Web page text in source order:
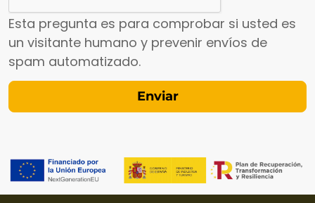
Esta pregunta es para comprobar si usted es
un visitante humano y prevenir envíos de
spam automatizado.